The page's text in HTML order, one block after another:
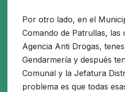
Por otro lado, en el
Comando de Patrullas, las
Agencia Anti Drogas,
Gendarmería y después
Comunal y la Jefatura
problema es que todas